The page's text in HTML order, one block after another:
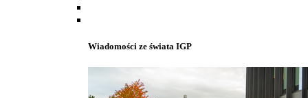
Wiadomości ze świata IGP